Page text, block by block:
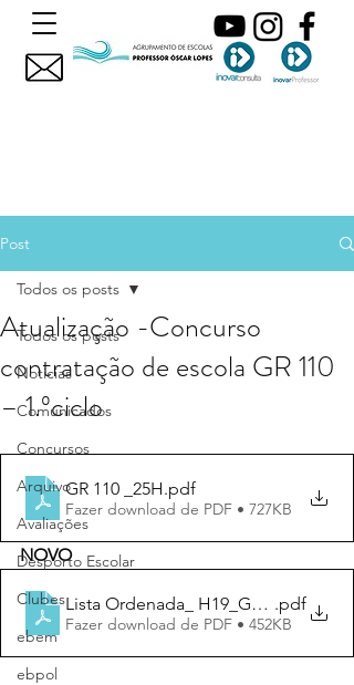
Post
Todos os posts
Noticias
Comunicados
Concursos
Arquivo
Avaliações
Desporto Escolar
Clubes
ebem
ebpol
Todos os posts
Atualização -Concurso
contratação de escola GR 110
– 1.ºciclo
GR 110 _25H.pdf
Fazer download de PDF • 727KB
NOVO
Lista Ordenada_ H19_GR110.pdf
Fazer download de PDF • 452KB